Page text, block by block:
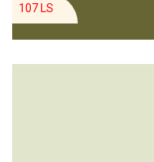
107 LS